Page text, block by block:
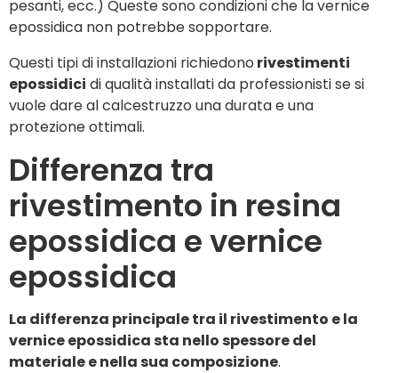
pesanti, ecc.) Queste sono condizioni che la vernice
epossidica non potrebbe sopportare.
Questi tipi di installazioni richiedono rivestimenti
epossidici di qualità installati da professionisti se si
vuole dare al calcestruzzo una durata e una
protezione ottimali.
Differenza tra
rivestimento in resina
epossidica e vernice
epossidica
La differenza principale tra il rivestimento e la
vernice epossidica sta nello spessore del
materiale e nella sua composizione.